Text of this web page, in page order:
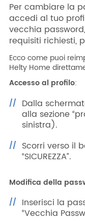
Ricerca
Azienda
Area riservata CAT
Contatti
Per cambiare la
accedi al tuo
vecchia
requisiti richiesti,
Ecco come puoi
Helty Home
Accesso al profilo:
Dalla
alla sezione
sinistra).
Scorri verso il
“SICUREZZA”.
Modifica della
Inserisci la
“Vecchia